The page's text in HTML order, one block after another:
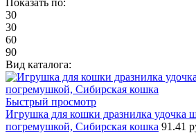
30
30
60
90
Вид каталога:
Быстрый просмотр
Игрушка для кошки дразнилка удочка
погремушкой, Сибирская кошка 91.41